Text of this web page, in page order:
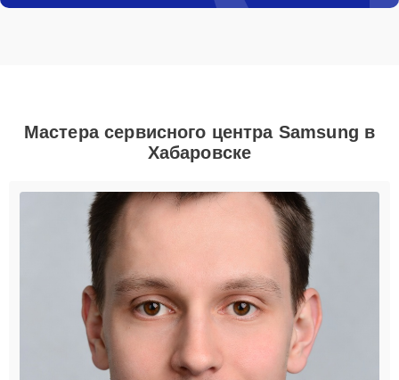
Мастера сервисного центра Samsung в
Хабаровске